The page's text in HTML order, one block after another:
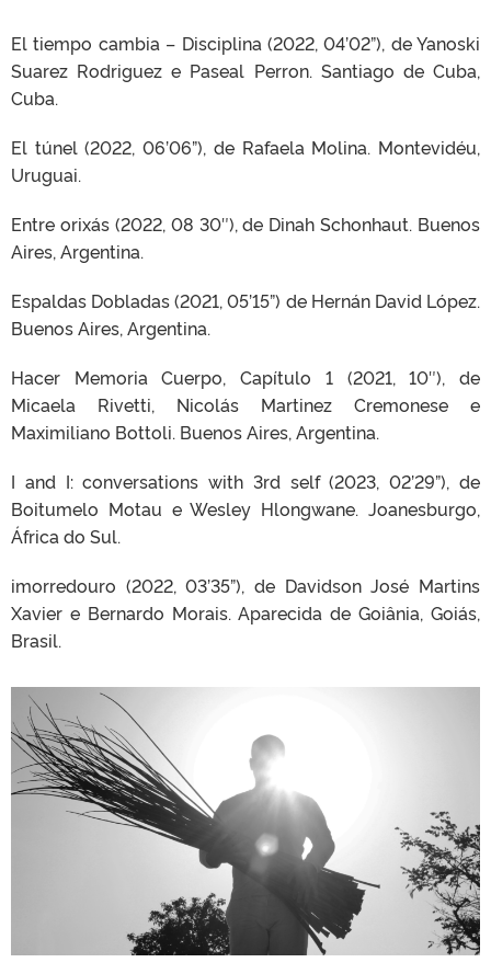
El tiempo cambia – Disciplina (2022, 04’02”), de Yanoski
Suarez Rodriguez e Paseal Perron. Santiago de Cuba,
Cuba.
El túnel (2022, 06’06”), de Rafaela Molina. Montevidéu,
Uruguai.
Entre orixás (2022, 08 30″), de Dinah Schonhaut. Buenos
Aires, Argentina.
Espaldas Dobladas (2021, 05’15”) de Hernán David López.
Buenos Aires, Argentina.
Hacer Memoria Cuerpo, Capítulo 1 (2021, 10″), de
Micaela Rivetti, Nicolás Martinez Cremonese e
Maximiliano Bottoli. Buenos Aires, Argentina.
I and I: conversations with 3rd self (2023, 02’29”), de
Boitumelo Motau e Wesley Hlongwane. Joanesburgo,
África do Sul.
imorredouro (2022, 03’35”), de Davidson José Martins
Xavier e Bernardo Morais. Aparecida de Goiânia, Goiás,
Brasil.